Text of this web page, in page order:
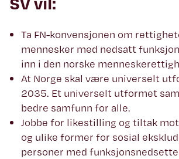
Ta FN-konvensjonen om
mennesker med nedsatt
inn i den norske
At Norge skal være universelt
2035. Et universelt utformet
bedre samfunn for alle.
Jobbe for likestilling og tiltak
og ulike former for sosial
personer med